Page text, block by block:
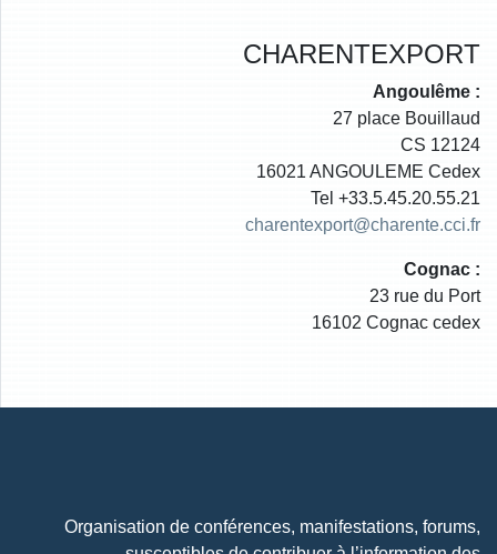
CHARENTEXPORT
Angoulême :
27 place Bouillaud
CS 12124
16021 ANGOULEME Cedex
Tel +33.5.45.20.55.21
charentexport@charente.cci.fr
Cognac :
23 rue du Port
16102 Cognac cedex
Organisation de conférences, manifestations, forums,